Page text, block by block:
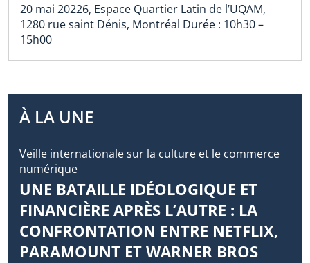
20 mai 20226, Espace Quartier Latin de l’UQAM,
1280 rue saint Dénis, Montréal Durée : 10h30 –
15h00
À LA UNE
Veille internationale sur la culture et le commerce
numérique
UNE BATAILLE IDÉOLOGIQUE ET
FINANCIÈRE APRÈS L’AUTRE : LA
CONFRONTATION ENTRE NETFLIX,
PARAMOUNT ET WARNER BROS